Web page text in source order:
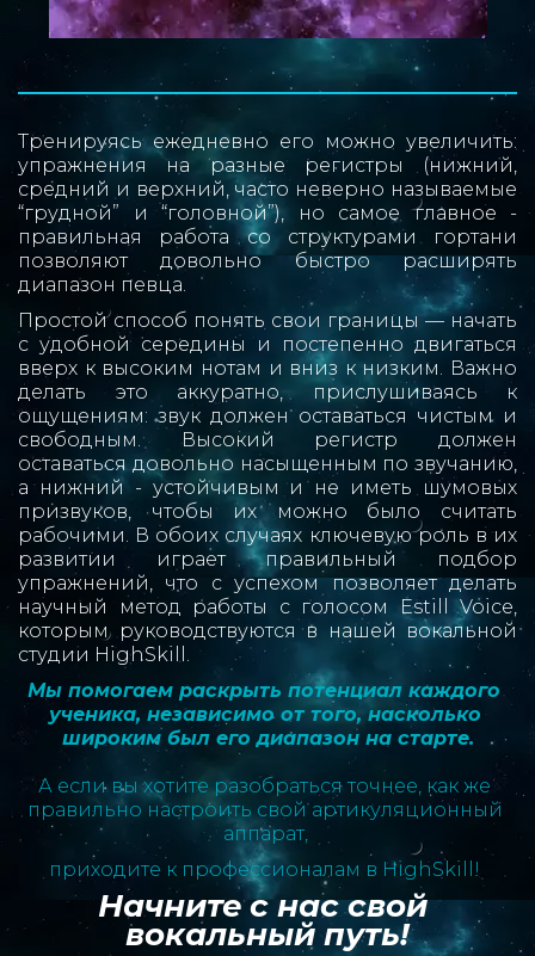
Тренируясь ежедневно его можно увеличить:
упражнения на разные регистры (нижний,
средний и верхний, часто неверно называемые
“грудной” и “головной”), но самое главное -
правильная работа со структурами гортани
позволяют довольно быстро расширять
диапазон певца.
Простой способ понять свои границы — начать
с удобной середины и постепенно двигаться
вверх к высоким нотам и вниз к низким. Важно
делать это аккуратно, прислушиваясь к
ощущениям: звук должен оставаться чистым и
свободным. Высокий регистр должен
оставаться довольно насыщенным по звучанию,
а нижний - устойчивым и не иметь шумовых
призвуков, чтобы их можно было считать
рабочими. В обоих случаях ключевую роль в их
развитии играет правильный подбор
упражнений, что с успехом позволяет делать
научный метод работы с голосом Estill Voice,
которым руководствуются в нашей вокальной
студии HighSkill.
Мы помогаем раскрыть потенциал каждого
ученика, независимо от того, насколько
широким был его диапазон на старте.
А если вы хотите разобраться точнее, как же
правильно настроить свой артикуляционный
аппарат,
приходите к профессионалам в HighSkill!
Начните с нас свой
вокальный путь!